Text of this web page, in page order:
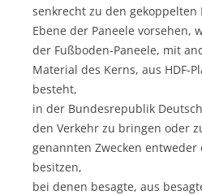
senkrecht zu den
Ebene der Paneele vorsehen,
der Fußboden-Paneele, mit
Material des Kerns, aus HDF-
besteht,
in der Bundesrepublik
den Verkehr zu bringen oder
genannten Zwecken
besitzen,
bei denen besagte, aus